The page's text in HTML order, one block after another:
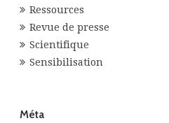
Ressources
Revue de presse
Scientifique
Sensibilisation
Méta